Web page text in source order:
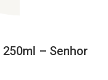
250ml – Senhor